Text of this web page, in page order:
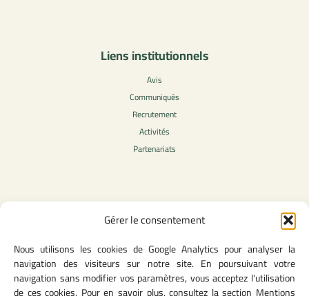
Gérer le consentement
Nous utilisons les cookies de Google Analytics pour analyser la
navigation des visiteurs sur notre site. En poursuivant votre
navigation sans modifier vos paramètres, vous acceptez l'utilisation
Liens institutionnels
Avis
Communiqués
Recrutement
Activités
Partenariats
Contenu légale
CGU
Mentions légales
Politique des cookies